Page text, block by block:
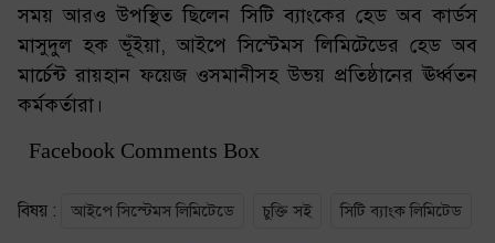
সময় আরও উপস্থিত ছিলেন সিটি ব্যাংকের হেড অব কার্ডস
মাসুদুল হক ভূঁইয়া, আইপে সিস্টেমস লিমিটেডের হেড অব
মার্চেন্ট রায়হান ফয়েজ ওসমানীসহ উভয় প্রতিষ্ঠানের ঊর্ধ্বতন
কর্মকর্তারা।
Facebook Comments Box
বিষয় : আইপে সিস্টেমস লিমিটেডে চুক্তি সই সিটি ব্যাংক লিমিটেড